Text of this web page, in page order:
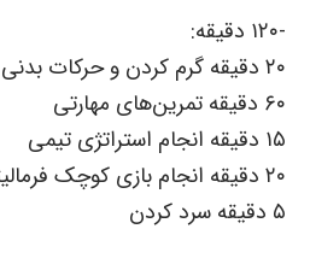
-۱۲۰ دقیقه:
۲۰ دقیقه گرم کردن و حرکات بدنی
۶۰ دقیقه تمرین‌های مهارتی
۱۵ دقیقه انجام استراتژی تیمی
۲۰ دقیقه انجام بازی کوچک فرمالیته بعد از تمرین
۵ دقیقه سرد کردن